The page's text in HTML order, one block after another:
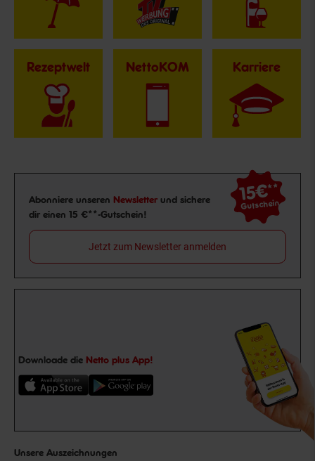
Rezeptwelt NettoKOM Karriere
Newsletter Anmeldung
Abonniere unseren Newsletter und sichere
dir einen 15 €**-Gutschein!
15€**
Gutschein
Jetzt zum Newsletter anmelden
Downloade die Netto plus App!
Unsere Auszeichnungen